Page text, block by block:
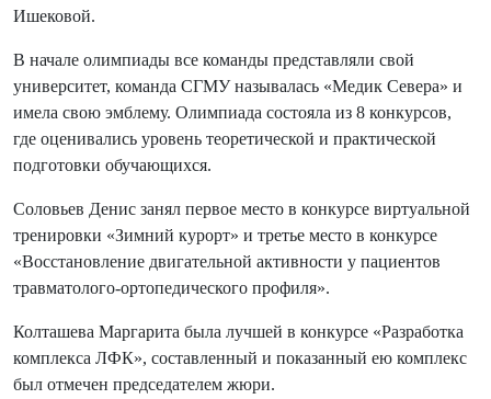
Ишековой.
В начале олимпиады все команды представляли свой
университет, команда СГМУ называлась «Медик Севера» и
имела свою эмблему. Олимпиада состояла из 8 конкурсов,
где оценивались уровень теоретической и практической
подготовки обучающихся.
Соловьев Денис занял первое место в конкурсе виртуальной
тренировки «Зимний курорт» и третье место в конкурсе
«Восстановление двигательной активности у пациентов
травматолого-ортопедического профиля».
Колташева Маргарита была лучшей в конкурсе «Разработка
комплекса ЛФК», составленный и показанный ею комплекс
был отмечен председателем жюри.